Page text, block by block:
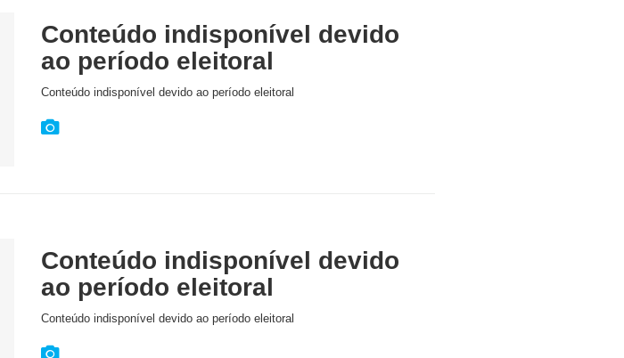
Conteúdo indisponível devido
ao período eleitoral
Conteúdo indisponível devido ao período eleitoral
Conteúdo indisponível devido
ao período eleitoral
Conteúdo indisponível devido ao período eleitoral